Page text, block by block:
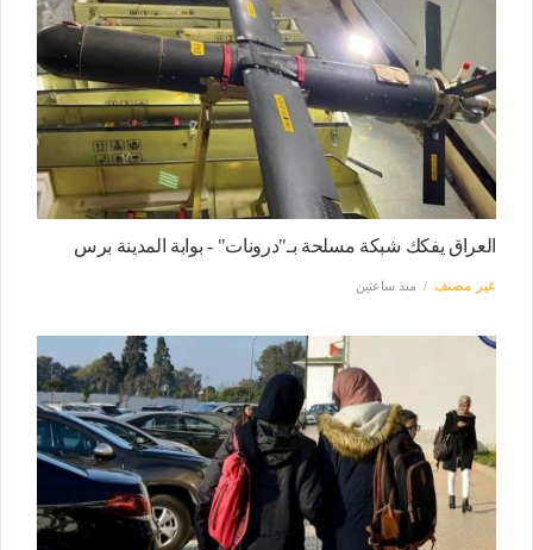
العراق يفكك شبكة مسلحة بـ"درونات" - بوابة المدينة برس
غير مصنف منذ ساعتين